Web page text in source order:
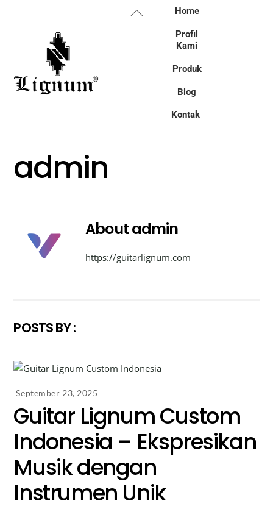
Home
Profil
Kami
Produk
Blog
Kontak
admin
Aboutadmin
https://guitarlignum.com
POSTS BY :
September 23, 2025
Guitar Lignum Custom
Indonesia – Ekspresikan
Musik dengan
Instrumen Unik
Back